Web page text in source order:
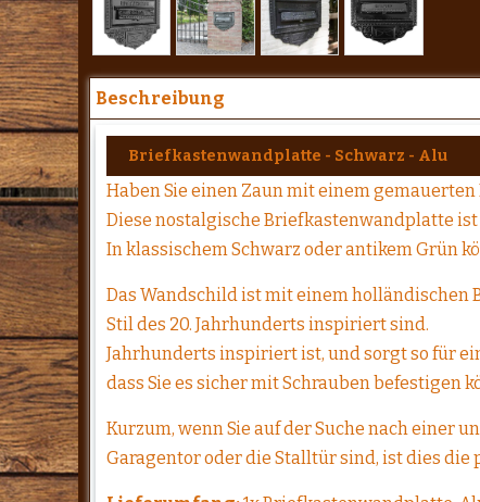
Beschreibung
Briefkastenwandplatte - Schwarz - Alu
Haben Sie einen Zaun mit einem
Diese nostalgische Briefkastenwandplatte
In klassischem Schwarz oder antikem Grün
Das Wandschild ist mit einem holländischen
Stil des 20. Jahrhunderts inspiriert sind.
Jahrhunderts inspiriert ist, und sorgt so für
dass Sie es sicher mit Schrauben befestigen
Kurzum, wenn Sie auf der Suche nach einer
Garagentor oder die Stalltür sind, ist dies die